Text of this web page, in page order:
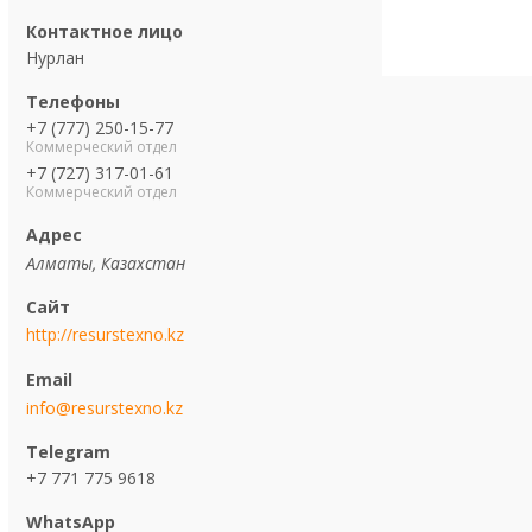
Нурлан
+7 (777) 250-15-77
Коммерческий отдел
+7 (727) 317-01-61
Коммерческий отдел
Алматы, Казахстан
http://resurstexno.kz
info@resurstexno.kz
+7 771 775 9618